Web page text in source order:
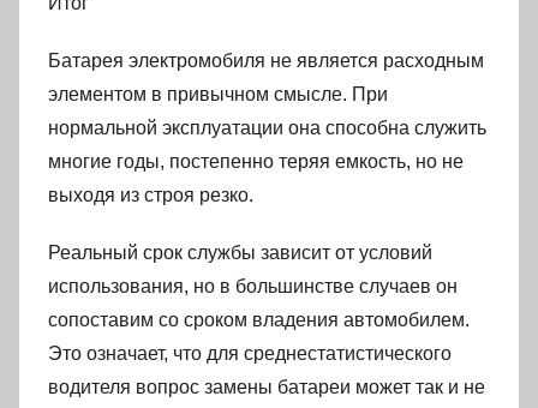
Батарея электромобиля не является расходным
элементом в привычном смысле. При
нормальной эксплуатации она способна служить
многие годы, постепенно теряя емкость, но не
выходя из строя резко.
Реальный срок службы зависит от условий
использования, но в большинстве случаев он
сопоставим со сроком владения автомобилем.
Это означает, что для среднестатистического
водителя вопрос замены батареи может так и не